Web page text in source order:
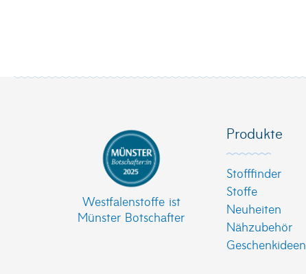
Westfalenstoffe ist
Münster Botschafter
Produkte
Stofffinder
Stoffe
Neuheiten
Nähzubehör
Geschenkideen